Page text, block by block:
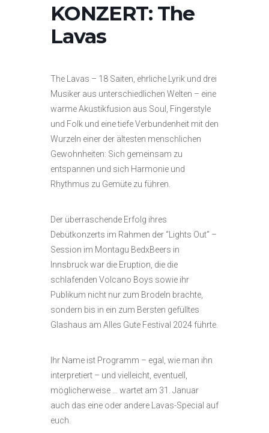
KONZERT: The
Lavas
The Lavas – 18 Saiten, ehrliche Lyrik und drei
Musiker aus unterschiedlichen Welten – eine
warme Akustikfusion aus Soul, Fingerstyle
und Folk und eine tiefe Verbundenheit mit den
Wurzeln einer der ältesten menschlichen
Gewohnheiten: Sich gemeinsam zu
entspannen und sich Harmonie und
Rhythmus zu Gemüte zu führen.
Der überraschende Erfolg ihres
Debütkonzerts im Rahmen der “Lights Out” –
Session im Montagu BedxBeers in
Innsbruck war die Eruption, die die
schlafenden Volcano Boys sowie ihr
Publikum nicht nur zum Brodeln brachte,
sondern bis in ein zum Bersten gefülltes
Glashaus am Alles Gute Festival 2024 führte.
Ihr Name ist Programm – egal, wie man ihn
interpretiert – und vielleicht, eventuell,
möglicherweise … wartet am 31. Januar
auch das eine oder andere Lavas-Special auf
euch.